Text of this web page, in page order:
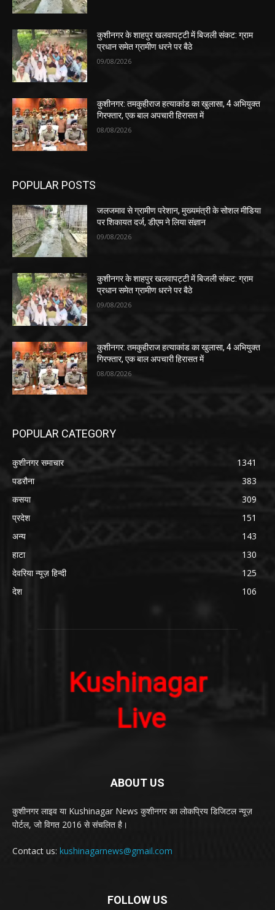
कुशीनगर के शाहपुर खलवापट्टी में बिजली संकट: ग्राम
प्रधान समेत ग्रामीण धरने पर बैठे
09/08/2026
कुशीनगर: तमकुहीराज हत्याकांड का खुलासा, 4 अभियुक्त
गिरफ्तार, एक बाल अपचारी हिरासत में
08/08/2026
POPULAR POSTS
जलजमाव से ग्रामीण परेशान, मुख्यमंत्री के सोशल मीडिया
पर शिकायत दर्ज, डीएम ने लिया संज्ञान
09/08/2026
कुशीनगर के शाहपुर खलवापट्टी में बिजली संकट: ग्राम
प्रधान समेत ग्रामीण धरने पर बैठे
09/08/2026
कुशीनगर: तमकुहीराज हत्याकांड का खुलासा, 4 अभियुक्त
गिरफ्तार, एक बाल अपचारी हिरासत में
08/08/2026
POPULAR CATEGORY
कुशीनगर समाचार
1341
पडरौना
383
कसया
309
प्रदेश
151
अन्य
143
हाटा
130
देवरिया न्यूज़ हिन्दी
125
देश
106
ABOUT US
कुशीनगर लाइव या Kushinagar News कुशीनगर का लोकप्रिय डिजिटल न्यूज़
पोर्टल, जो विगत 2016 से संचलित है।
Contact us: kushinagarnews@gmail.com
FOLLOW US